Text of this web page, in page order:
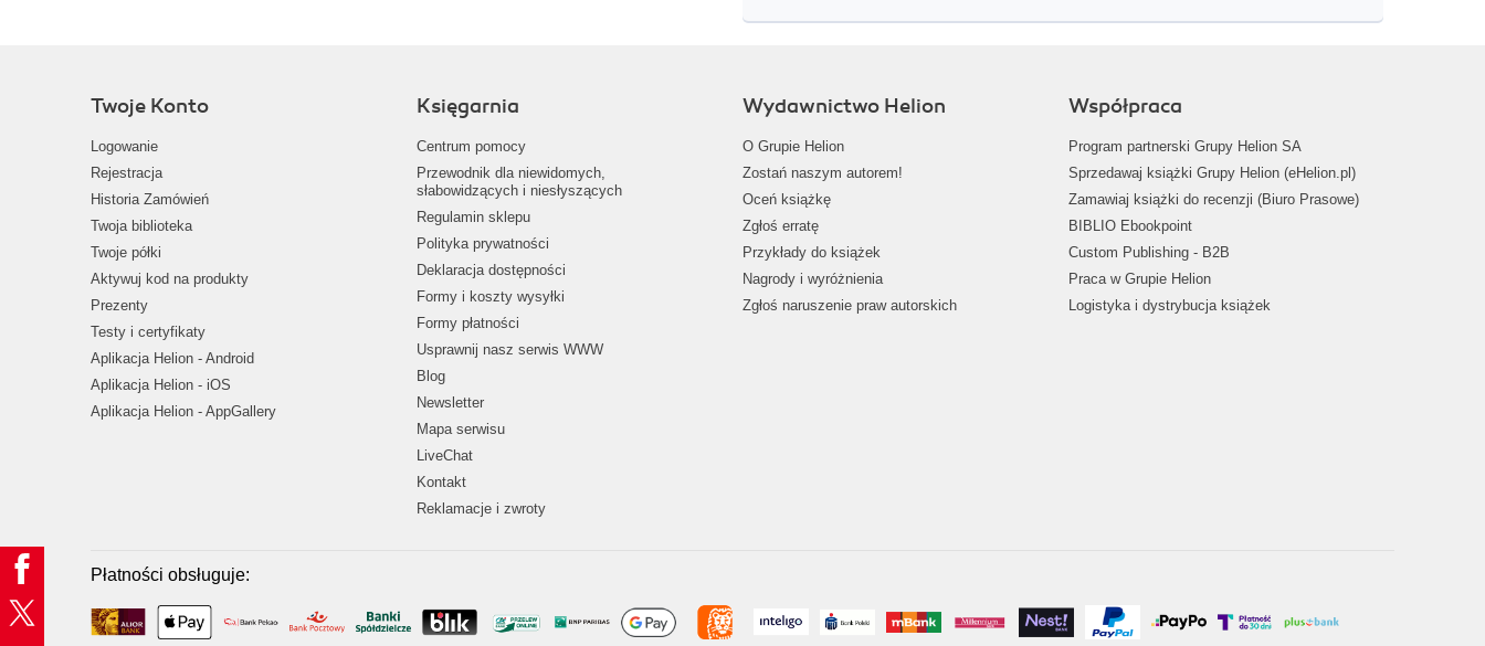
Twoje Konto
Logowanie
Rejestracja
Historia Zamówień
Twoja biblioteka
Twoje półki
Aktywuj kod na produkty
Prezenty
Testy i certyfikaty
Aplikacja Helion - Android
Aplikacja Helion - iOS
Aplikacja Helion - AppGallery
Księgarnia
Centrum pomocy
Przewodnik dla niewidomych,
słabowidzących i niesłyszących
Regulamin sklepu
Polityka prywatności
Deklaracja dostępności
Formy i koszty wysyłki
Formy płatności
Usprawnij nasz serwis WWW
Blog
Newsletter
Mapa serwisu
LiveChat
Kontakt
Reklamacje i zwroty
Wydawnictwo Helion
O Grupie Helion
Zostań naszym autorem!
Oceń książkę
Zgłoś erratę
Przykłady do książek
Nagrody i wyróżnienia
Zgłoś naruszenie praw autorskich
Współpraca
Program partnerski Grupy Helion SA
Sprzedawaj książki Grupy Helion (eHelion.pl)
Zamawiaj książki do recenzji (Biuro Prasowe)
BIBLIO Ebookpoint
Custom Publishing - B2B
Praca w Grupie Helion
Logistyka i dystrybucja książek
Płatności obsługuje: